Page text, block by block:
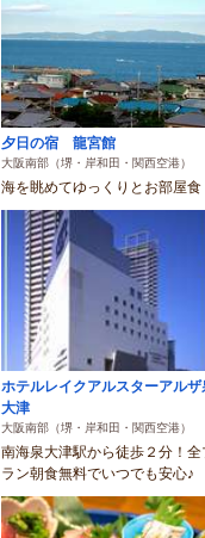
夕日の宿 龍宮館
大阪南部（堺・岸和田・関西空港）
海を眺めてゆっくりとお部屋食
ホテルレイクアルスターアルザ
大津
大阪南部（堺・岸和田・関西空港）
南海泉大津駅から徒歩２分！全
ラン朝食無料でいつでも安心♪